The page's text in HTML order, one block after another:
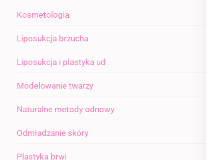
Kosmetologia
Liposukcja brzucha
Liposukcja i plastyka ud
Modelowanie twarzy
Naturalne metody odnowy
Odmładzanie skóry
Plastyka brwi